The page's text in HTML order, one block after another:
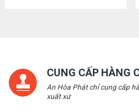
CUNG CẤP HÀNG
An Hòa Phát chỉ cung cấp
xuất xứ